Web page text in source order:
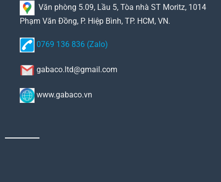
Văn phòng 5.09, Lầu 5, Tòa nhà ST Moritz, 1014
Phạm Văn Đồng, P. Hiệp Bình, TP. HCM, VN.
0769 136 836 (Zalo)
gabaco.ltd@gmail.com
www.gabaco.vn